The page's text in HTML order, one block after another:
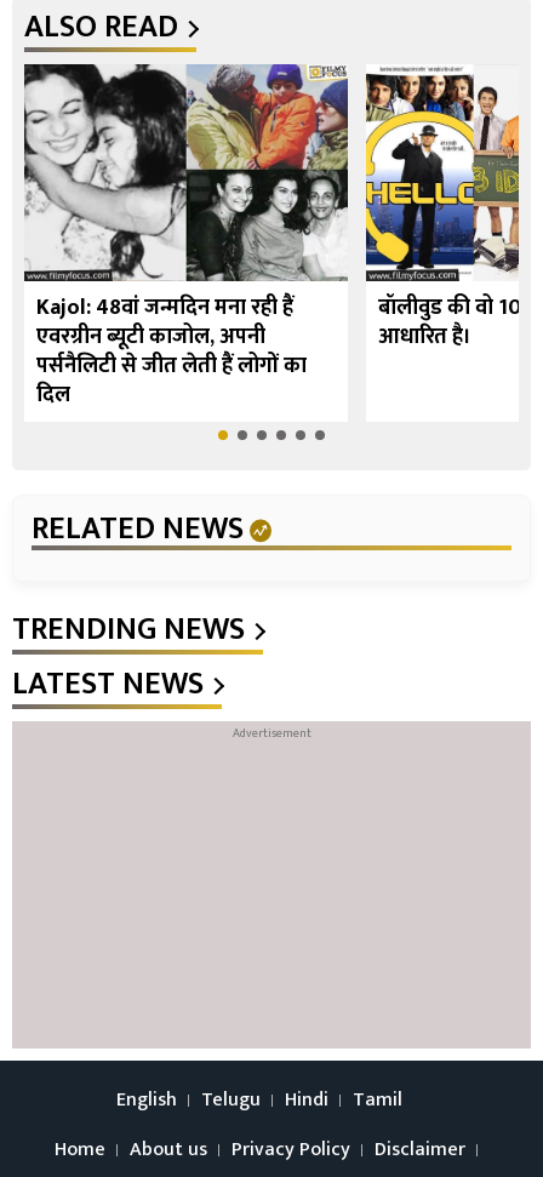
ALSO READ
Kajol: 48वां जन्मदिन मना रही हैं
एवरग्रीन ब्यूटी काजोल, अपनी
पर्सनैलिटी से जीत लेती हैं लोगों का
दिल
बॉलीवुड की वो 10
आधारित है।
RELATED NEWS
TRENDING NEWS
LATEST NEWS
English Telugu Hindi
Tamil
Home
About us Privacy Policy
Disclaimer